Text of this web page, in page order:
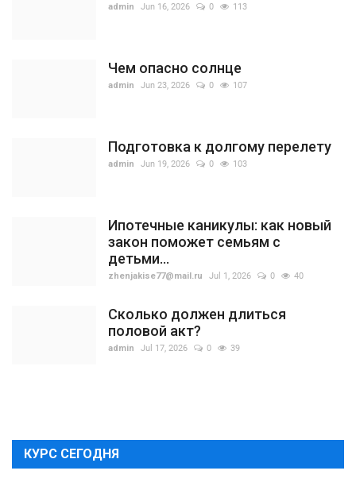
admin Jun 16, 2026 0 113
Чем опасно солнце
admin Jun 23, 2026 0 107
Подготовка к долгому перелету
admin Jun 19, 2026 0 103
Ипотечные каникулы: как новый
закон поможет семьям с
детьми...
zhenjakise77@mail.ru Jul 1, 2026 0 40
Сколько должен длиться
половой акт?
admin Jul 17, 2026 0 39
КУРС СЕГОДНЯ